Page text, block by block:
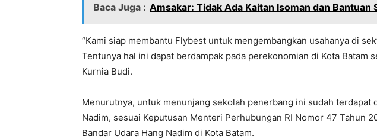
Baca Juga : Amsakar: Tidak Ada Kaitan Isoman dan Bantuan
“Kami siap membantu Flybest untuk mengembangkan usahanya di
Tentunya hal ini dapat berdampak pada perekonomian di Kota Batam
Kurnia Budi.
Menurutnya, untuk menunjang sekolah penerbang ini sudah terdapat
Nadim, sesuai Keputusan Menteri Perhubungan RI Nomor 47 Tahun
Bandar Udara Hang Nadim di Kota Batam.